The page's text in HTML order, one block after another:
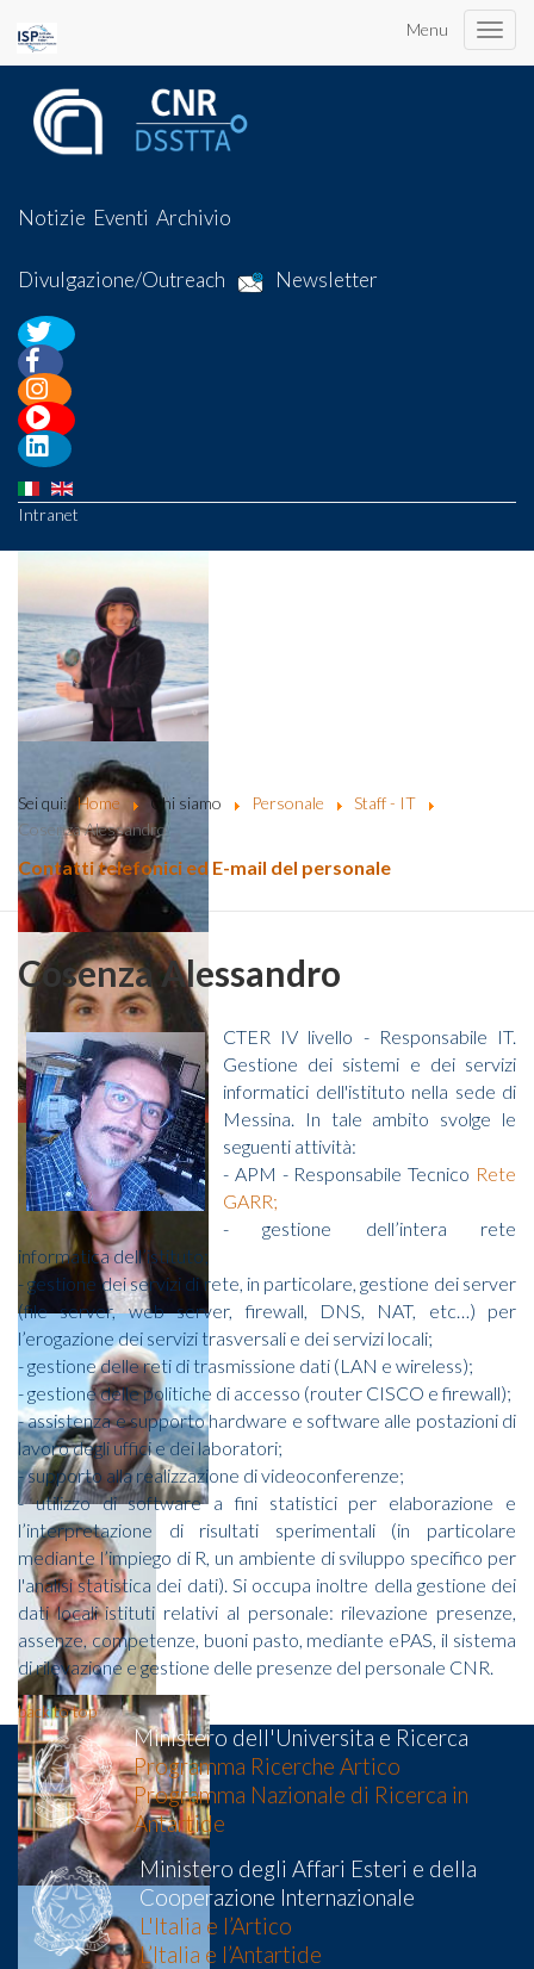
Menu
Toggle
Notizie Eventi Archivio
Divulgazione/Outreach Newsletter
Intranet
Sei qui:Home Chi siamo Personale
Staff - IT
Cosenza Alessandro
Contatti telefonici ed E-mail del personale
Cosenza Alessandro
CTER IV livello - Responsabile IT.
Gestione dei sistemi e dei servizi
informatici dell'istituto nella sede di
Messina. In tale ambito svolge le
seguenti attività:
- APM - Responsabile Tecnico Rete
GARR;
- gestione dell’intera rete
informatica dell’istituto;
- gestione dei servizi di rete, in particolare, gestione dei server
(file server, web server, firewall, DNS, NAT, etc…) per
l’erogazione dei servizi trasversali e dei servizi locali;
- gestione delle reti di trasmissione dati (LAN e wireless);
- gestione delle politiche di accesso (router CISCO e firewall);
- assistenza e supporto hardware e software alle postazioni di
lavoro degli uffici e dei laboratori;
- supporto alla realizzazione di videoconferenze;
- utilizzo di software a fini statistici per elaborazione e
l’interpretazione di risultati sperimentali (in particolare
mediante l’impiego di R, un ambiente di sviluppo specifico per
l'analisi statistica dei dati). Si occupa inoltre della gestione dei
dati locali istituti relativi al personale: rilevazione presenze,
assenze, competenze, buoni pasto, mediante ePAS, il sistema
di rilevazione e gestione delle presenze del personale CNR.
back to top
Ministero dell'Universita e Ricerca
Programma Ricerche Artico
Programma Nazionale di Ricerca in
Antartide
Ministero degli Affari Esteri e della
Cooperazione Internazionale
L'Italia e l’Artico
L’Italia e l’Antartide